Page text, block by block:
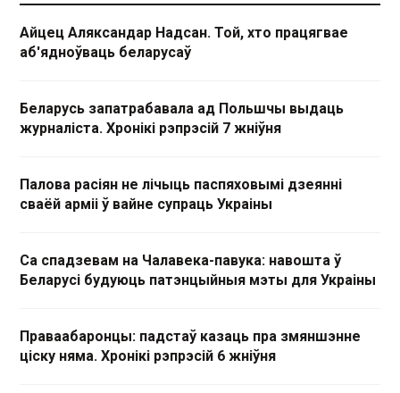
Айцец Аляксандар Надсан. Той, хто працягвае
аб'ядноўваць беларусаў
Беларусь запатрабавала ад Польшчы выдаць
журналіста. Хронікі рэпрэсій 7 жніўня
Палова расіян не лічыць паспяховымі дзеянні
сваёй арміі ў вайне супраць Украіны
Са спадзевам на Чалавека-павука: навошта ў
Беларусі будуюць патэнцыйныя мэты для Украіны
Праваабаронцы: падстаў казаць пра змяншэнне
ціску няма. Хронікі рэпрэсій 6 жніўня